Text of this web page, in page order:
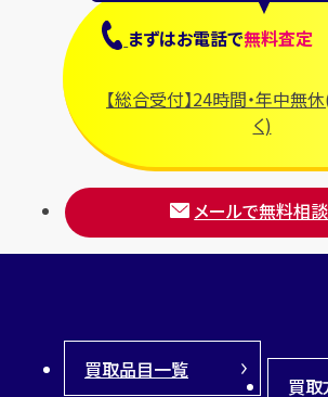
まずはお電話で無料査定
【総合受付】24時間・年中無
く)
メールで無料相
買取品目一覧
買